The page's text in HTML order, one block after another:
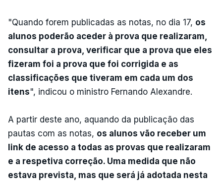
"Quando forem publicadas as notas, no dia 17, os
alunos poderão aceder à prova que realizaram,
consultar a prova, verificar que a prova que eles
fizeram foi a prova que foi corrigida e as
classificações que tiveram em cada um dos
itens", indicou o ministro Fernando Alexandre.
A partir deste ano, aquando da publicação das
pautas com as notas, os alunos vão receber um
link de acesso a todas as provas que realizaram
e a respetiva correção. Uma medida que não
estava prevista, mas que será já adotada nesta